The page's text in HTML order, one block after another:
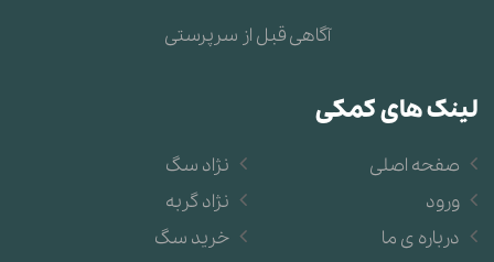
آگاهی قبل از سرپرستی
لینک های کمکی
نژاد سگ
نژاد گربه
خرید سگ
صفحه اصلی
ورود
درباره ی ما